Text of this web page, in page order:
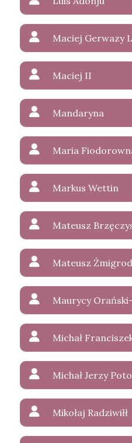
Maciej Gerwazy
Maciej II
Mandaryna
Maria
Markus Wettin
Mateusz
Mateusz
Maurycy
Michał
Michał Jerzy
Mikołaj Radziwiłł